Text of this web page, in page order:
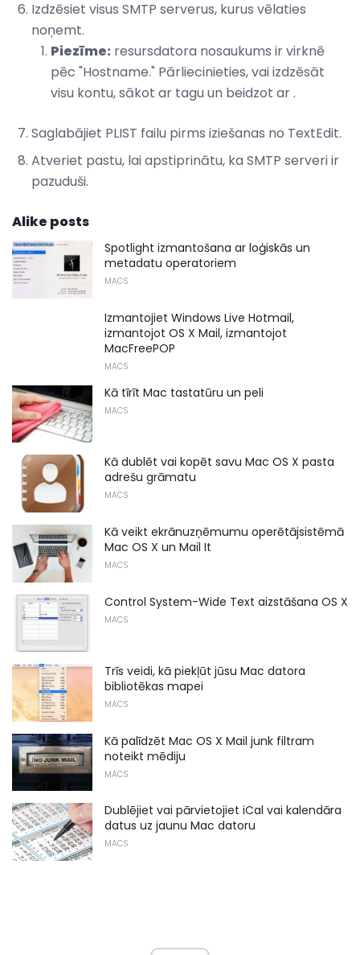
Izdzēsiet visus SMTP serverus, kurus vēlaties
noņemt.
Piezīme: resursdatora nosaukums ir virknē
pēc "Hostname." Pārliecinieties, vai izdzēsāt
visu kontu, sākot ar tagu un beidzot ar.
Saglabājiet PLIST failu pirms iziešanas no TextEdit.
Atveriet pastu, lai apstiprinātu, ka SMTP serveri ir
pazuduši.
Alike posts
Spotlight izmantošana ar loģiskās un
metadatu operatoriem
MACS
Izmantojiet Windows Live Hotmail,
izmantojot OS X Mail, izmantojot
MacFreePOP
MACS
Kā tīrīt Mac tastatūru un peli
MACS
Kā dublēt vai kopēt savu Mac OS X pasta
adrešu grāmatu
MACS
Kā veikt ekrānuzņēmumu operētājsistēmā
Mac OS X un Mail It
MACS
Control System-Wide Text aizstāšana OS X
MACS
Trīs veidi, kā piekļūt jūsu Mac datora
bibliotēkas mapei
MACS
Kā palīdzēt Mac OS X Mail junk filtram
noteikt mēdiju
MACS
Dublējiet vai pārvietojiet iCal vai kalendāra
datus uz jaunu Mac datoru
MACS